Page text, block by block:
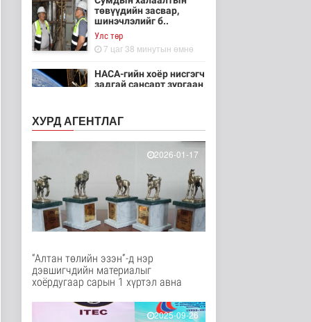
төвүүдийн засвар,
шинэчлэлийг б..
Улс төр
7 цаг 38 минутын өмнө
НАСА-гийн хоёр нисгэгч
задгай сансарт зургаан
7 цаг 53 минутын өмнө
хамгаалахын тулд
Канадын иргэд мод бэ..
Дэлхийд
7 цаг 59 минутын өмнө
ЦАГ АГААР:
Улаанбаатарт шөнөдөө
Байгаль орчин
7 цаг 20 минутын өмнө
зөрчлийг E-Mongolia
системээр да..
ХУРД АГЕНТЛАГ
2026-01-17
“Алтан төлийн эзэн”-д нэр
дэвшигчдийн материалыг
хоёрдугаар сарын 1 хүртэл авна
2025-09-26